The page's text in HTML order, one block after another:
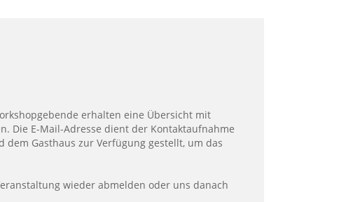
Die E-Mail-Adresse dient der Kontaktaufnahme
Gasthaus zur Verfügung gestellt, um das
wieder abmelden oder uns danach